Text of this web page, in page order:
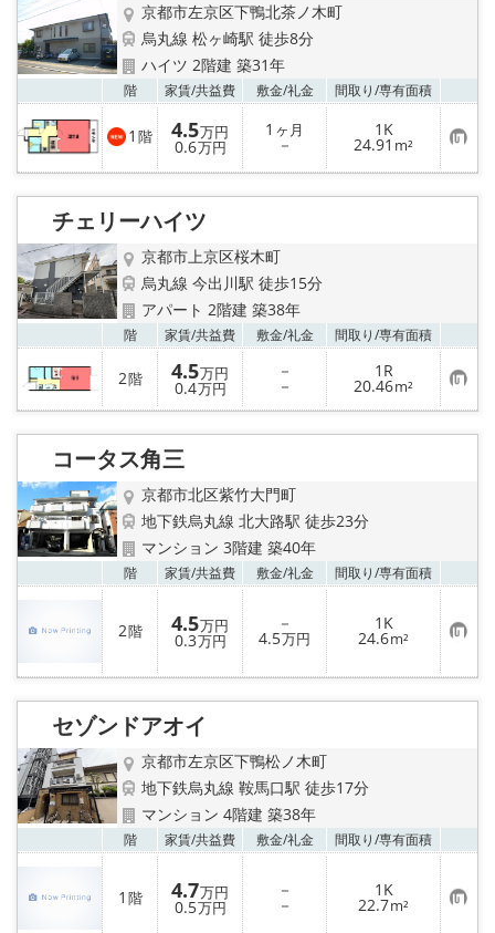
京都市左京区下鴨北茶ノ木町
烏丸線 松ヶ崎駅 徒歩8分
ハイツ 2階建 築31年
階 家賃/共益費 敷金/礼金 間取り/専有面積
1 階 4.5万円
0.6万円
1 ヶ月
－
1K
24.91 m² お
気
に
チェリーハイツ
京都市上京区桜木町
烏丸線 今出川駅 徒歩15分
アパート 2階建 築38年
階 家賃/共益費 敷金/礼金 間取り/専有面積
2階 4.5万円
0.4万円
－
－
1R
20.46m² お
気
に
入
コータス角三
京都市北区紫竹大門町
地下鉄烏丸線 北大路駅 徒歩23分
マンション 3階建 築40年
階 家賃/共益費 敷金/礼金 間取り/専有面積
2階 4.5万円
0.3万円
－
4.5万円
1K
24.6m² お
気
に
入
り
セゾンドアオイ
京都市左京区下鴨松ノ木町
地下鉄烏丸線 鞍馬口駅 徒歩17分
マンション 4階建 築38年
階 家賃/共益費 敷金/礼金 間取り/専有面積
1 階 4.7万円
0.5万円
－
－
1K
22.7m² お
気